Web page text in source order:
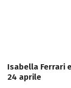
Isabella Ferrari
24 aprile